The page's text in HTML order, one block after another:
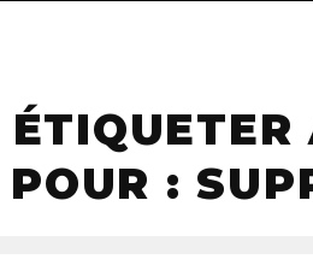
ÉTIQUETER
POUR :